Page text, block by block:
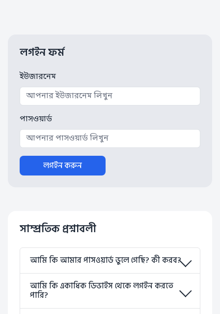
লগইন ফর্ম
ইউজারনেম
পাসওয়ার্ড
লগইন করুন
সাম্প্রতিক প্রশ্নাবলী
আমি কি আমার পাসওয়ার্ড ভুলে গেছি? কী করব?
আমি কি একাধিক ডিভাইস থেকে লগইন করতে
পারি?